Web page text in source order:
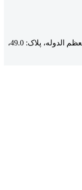
تهران، محله: بازار، کوچه آهنگران، کوچه معظم الدوله، پلاک: 49.0،